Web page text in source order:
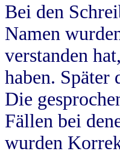
Bei den
Namen
verstanden
haben. Später
Die
Fällen bei
wurden